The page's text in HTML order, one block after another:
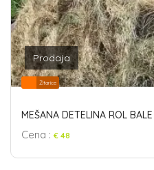
Prodaja
Žitarice
MEŠANA DETELINA ROL BALE
Cena : € 48